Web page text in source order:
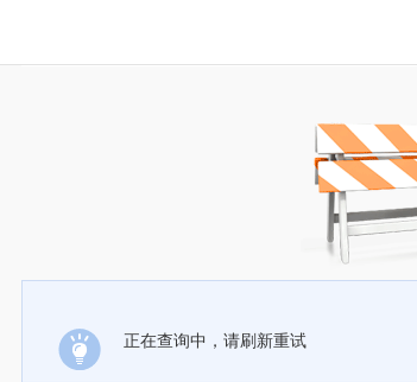
正在查询中，请刷新重试